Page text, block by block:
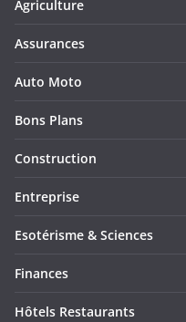
Agriculture
Assurances
Auto Moto
Bons Plans
Construction
Entreprise
Esotérisme & Sciences
Finances
Hôtels Restaurants